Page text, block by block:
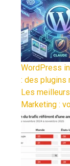
WordPress
: des plugins
Les
Marketing :